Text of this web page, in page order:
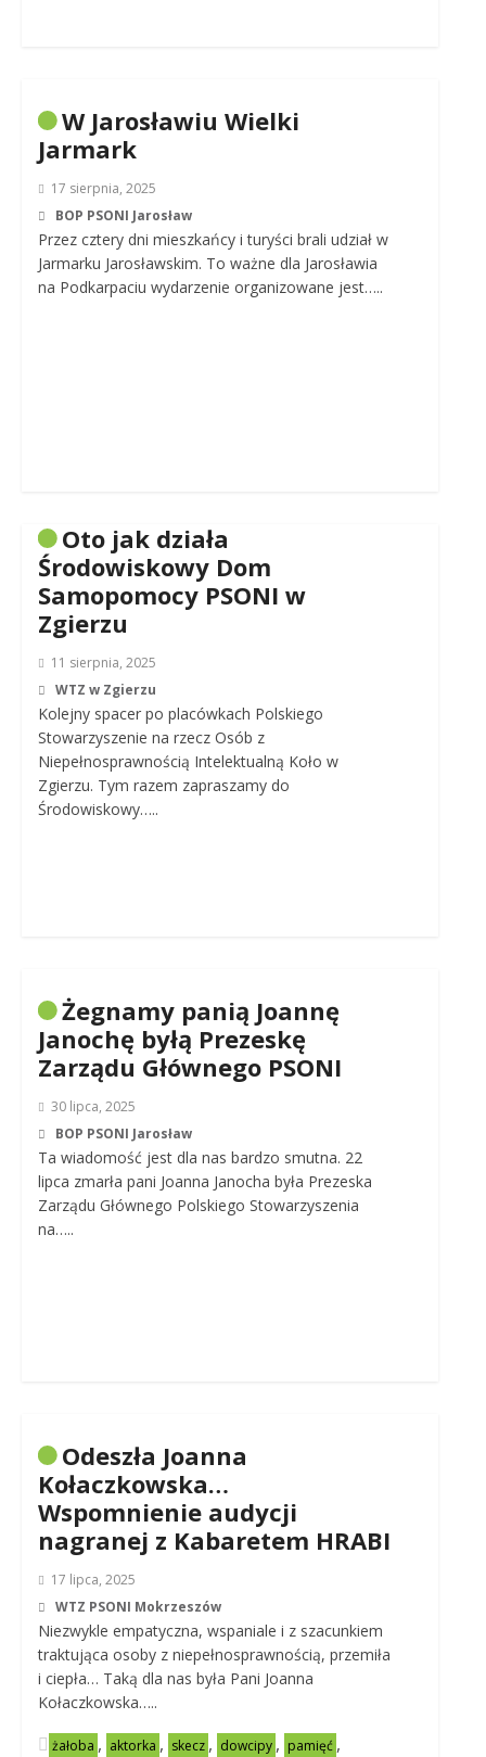
W Jarosławiu Wielki
Jarmark
17 sierpnia, 2025
BOP PSONI Jarosław
Przez cztery dni mieszkańcy i turyści brali udział w
Jarmarku Jarosławskim. To ważne dla Jarosławia
na Podkarpaciu wydarzenie organizowane jest…..
Oto jak działa
Środowiskowy Dom
Samopomocy PSONI w
Zgierzu
11 sierpnia, 2025
WTZ w Zgierzu
Kolejny spacer po placówkach Polskiego
Stowarzyszenie na rzecz Osób z
Niepełnosprawnością Intelektualną Koło w
Zgierzu. Tym razem zapraszamy do
Środowiskowy…..
Żegnamy panią Joannę
Janochę byłą Prezeskę
Zarządu Głównego PSONI
30 lipca, 2025
BOP PSONI Jarosław
Ta wiadomość jest dla nas bardzo smutna. 22
lipca zmarła pani Joanna Janocha była Prezeska
Zarządu Głównego Polskiego Stowarzyszenia
na…..
Odeszła Joanna
Kołaczkowska…
Wspomnienie audycji
nagranej z Kabaretem HRABI
17 lipca, 2025
WTZ PSONI Mokrzeszów
Niezwykle empatyczna, wspaniale i z szacunkiem
traktująca osoby z niepełnosprawnością, przemiła
i ciepła… Taką dla nas była Pani Joanna
Kołaczkowska…..
żałoba , aktorka , skecz , dowcipy , pamięć ,